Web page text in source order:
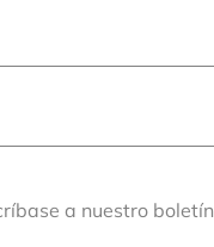
a nuestro boletín